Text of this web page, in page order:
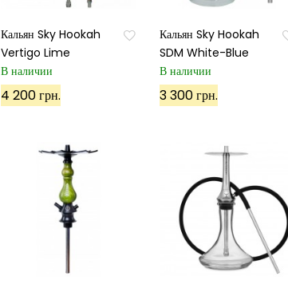
Кальян Sky Hookah
Vertigo Lime
В наличии
4 200 грн.
Кальян Sky Hookah
SDM White-Blue
В наличии
3 300 грн.